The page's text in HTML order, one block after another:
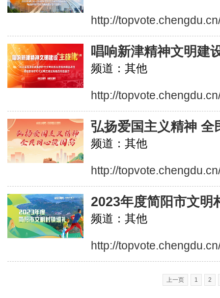
http://
唱响新津精神文明建
频道：其他
http://
弘扬爱国主义精神 全
频道：其他
http://
2023年度简阳市文明
频道：其他
http://
上一页 1 2